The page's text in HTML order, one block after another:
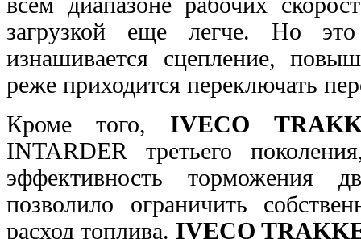
загрузкой еще легче. Но
изнашивается сцепление,
реже приходится переключать
Кроме того, IVECO
INTARDER третьего
эффективность торможения
позволило ограничить
расход топлива. IVECO